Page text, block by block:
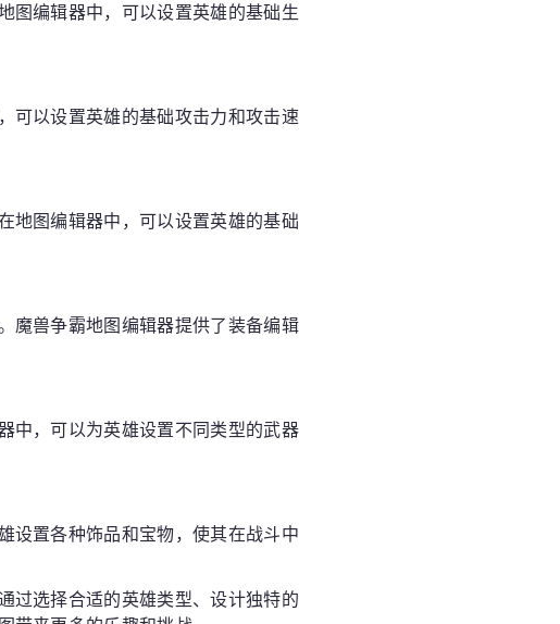
图编辑器中，可以设置英雄的基础生
可以设置英雄的基础攻击力和攻击速
地图编辑器中，可以设置英雄的基础
魔兽争霸地图编辑器提供了装备编辑
中，可以为英雄设置不同类型的武器
设置各种饰品和宝物，使其在战斗中
过选择合适的英雄类型、设计独特的